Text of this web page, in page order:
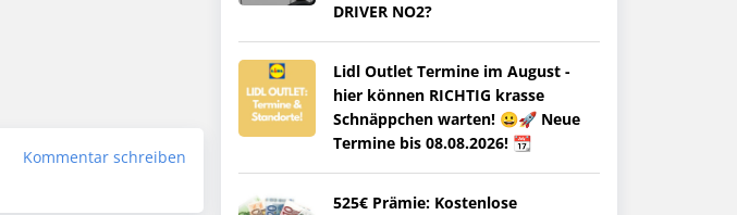
Kommentar schreiben
DRIVER NO2?
Lidl Outlet Termine im August -
hier können RICHTIG krasse
Schnäppchen warten! 😀🚀 Neue
Termine bis 08.08.2026! 📆
525€ Prämie: Kostenlose